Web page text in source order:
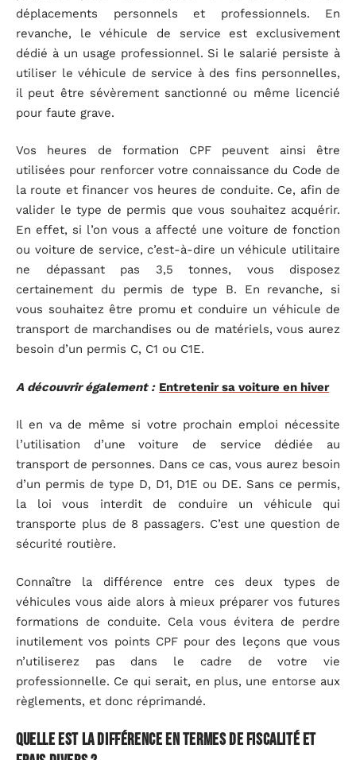
déplacements personnels et professionnels. En
revanche, le véhicule de service est exclusivement
dédié à un usage professionnel. Si le salarié persiste à
utiliser le véhicule de service à des fins personnelles,
il peut être sévèrement sanctionné ou même licencié
pour faute grave.
Vos heures de formation CPF peuvent ainsi être
utilisées pour renforcer votre connaissance du Code de
la route et financer vos heures de conduite. Ce, afin de
valider le type de permis que vous souhaitez acquérir.
En effet, si l’on vous a affecté une voiture de fonction
ou voiture de service, c’est-à-dire un véhicule utilitaire
ne dépassant pas 3,5 tonnes, vous disposez
certainement du permis de type B. En revanche, si
vous souhaitez être promu et conduire un véhicule de
transport de marchandises ou de matériels, vous aurez
besoin d’un permis C, C1 ou C1E.
A découvrir également : Entretenir sa voiture en hiver
Il en va de même si votre prochain emploi nécessite
l’utilisation d’une voiture de service dédiée au
transport de personnes. Dans ce cas, vous aurez besoin
d’un permis de type D, D1, D1E ou DE. Sans ce permis,
la loi vous interdit de conduire un véhicule qui
transporte plus de 8 passagers. C’est une question de
sécurité routière.
Connaître la différence entre ces deux types de
véhicules vous aide alors à mieux préparer vos futures
formations de conduite. Cela vous évitera de perdre
inutilement vos points CPF pour des leçons que vous
n’utiliserez pas dans le cadre de votre vie
professionnelle. Ce qui serait, en plus, une entorse aux
règlements, et donc réprimandé.
Quelle est la différence en termes de fiscalité et